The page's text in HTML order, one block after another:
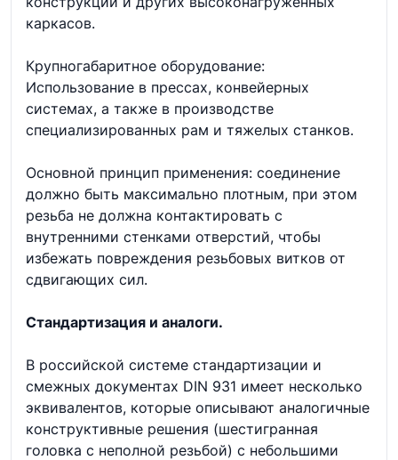
каркасов.
Крупногабаритное оборудование:
Использование в прессах, конвейерных
системах, а также в производстве
специализированных рам и тяжелых станков.
Основной принцип применения: соединение
должно быть максимально плотным, при этом
резьба не должна контактировать с
внутренними стенками отверстий, чтобы
избежать повреждения резьбовых витков от
сдвигающих сил.
Стандартизация и аналоги.
В российской системе стандартизации и
смежных документах DIN 931 имеет несколько
эквивалентов, которые описывают аналогичные
конструктивные решения (шестигранная
головка с неполной резьбой) с небольшими